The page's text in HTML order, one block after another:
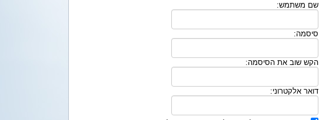
שם משתמש:
סיסמה:
הקש שוב את הסיסמה:
דואר אלקטרוני: